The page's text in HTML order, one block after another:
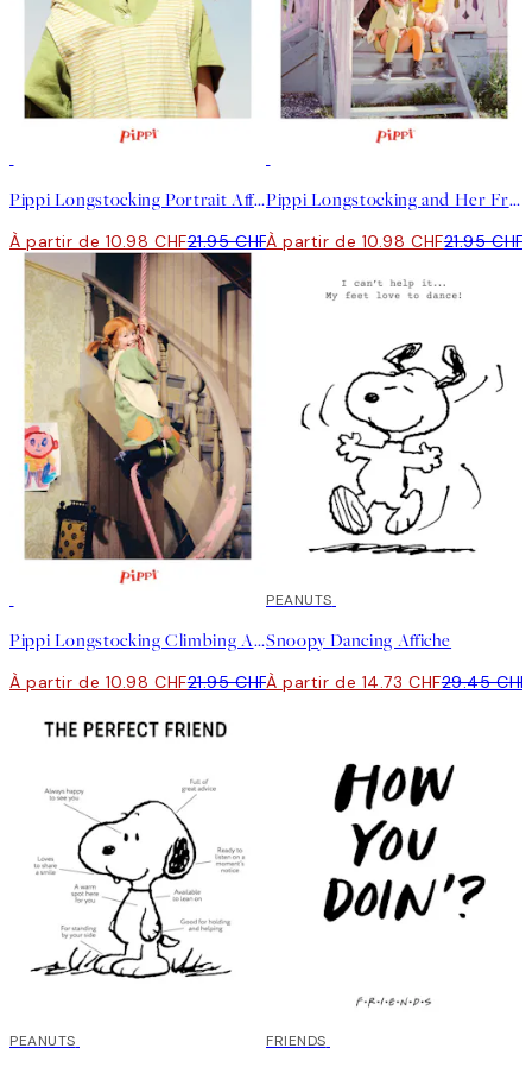
Pippi Longstocking Portrait Affiche
À partir de 10.98 CHF21.95 CHF
Pippi Longstocking and Her Friends Affiche
À partir de 10.98 CHF21.95 CHF
Pippi Longstocking Climbing Affiche
À partir de 10.98 CHF21.95 CHF
50%*
PEANUTS
Snoopy Dancing Affiche
À partir de 14.73 CHF29.45 CHF
50%*
PEANUTS 50%*
FRIENDS